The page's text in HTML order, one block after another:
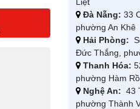
Đà Nẵng: 33
phường An Khê
Hải Phòng:
Đức Thắng,
Thanh Hóa:
phường Hàm
Nghệ An: 43
phường Thành